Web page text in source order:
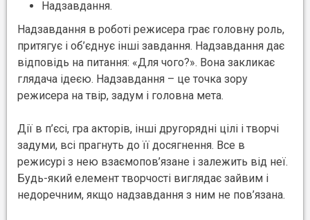
Надзавдання.
Надзавдання в роботі режисера грає головну роль,
притягує і об’єднує інші завдання. Надзавдання дає
відповідь на питання: «Для чого?». Вона закликає
глядача ідеєю. Надзавдання – це точка зору
режисера на твір, задум і головна мета.
Дії в п’єсі, гра акторів, інші другорядні цілі і творчі
задуми, всі прагнуть до її досягнення. Все в
режисурі з нею взаємопов’язане і залежить від неї.
Будь-який елемент творчості виглядає зайвим і
недоречним, якщо надзавдання з ним не пов’язана.